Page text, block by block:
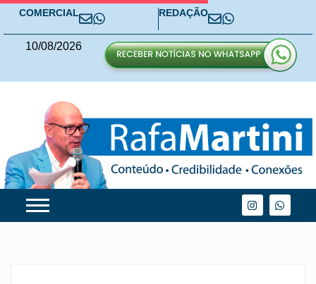
COMERCIAL REDAÇÃO
10/08/2026